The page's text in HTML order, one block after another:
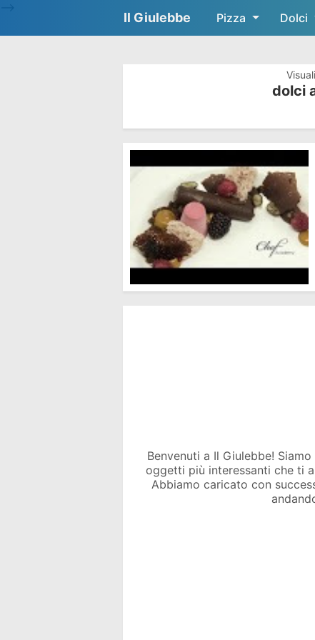
Il Giulebbe Pizza Dolci
dolci
Benvenuti a Il Giulebbe!
oggetti più interessanti che ti
Abbiamo caricato con